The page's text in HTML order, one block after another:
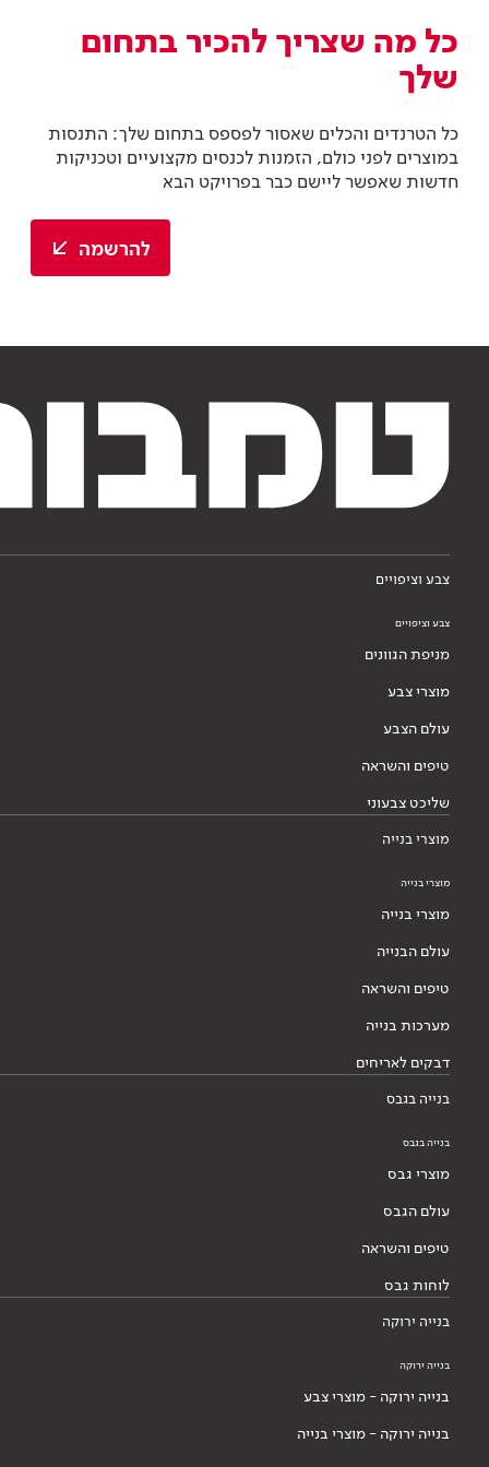
כל מה שצריך להכיר בתחום
שלך
כל הטרנדים והכלים שאסור לפספס בתחום שלך: התנסות
במוצרים לפני כולם, הזמנות לכנסים מקצועיים וטכניקות
חדשות שאפשר ליישם כבר בפרויקט הבא
להרשמה
צבע וציפויים
צבע וציפויים
מניפת הגוונים
מוצרי צבע
עולם הצבע
טיפים והשראה
שליכט צבעוני
מוצרי בנייה
מוצרי בנייה
מוצרי בנייה
עולם הבנייה
טיפים והשראה
מערכות בנייה
דבקים לאריחים
בנייה בגבס
בנייה בגבס
מוצרי גבס
עולם הגבס
טיפים והשראה
לוחות גבס
בנייה ירוקה
בנייה ירוקה
בנייה ירוקה - מוצרי צבע
בנייה ירוקה - מוצרי בנייה